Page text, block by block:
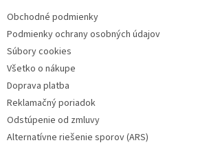
Obchodné podmienky
Podmienky ochrany osobných údajov
Súbory cookies
Všetko o nákupe
Doprava platba
Reklamačný poriadok
Odstúpenie od zmluvy
Alternatívne riešenie sporov (ARS)